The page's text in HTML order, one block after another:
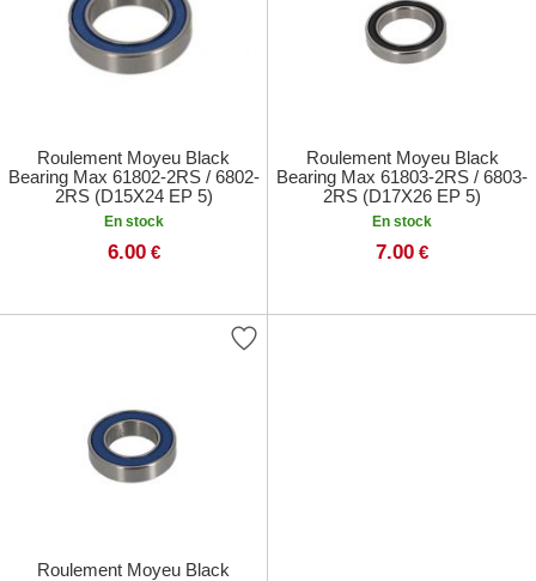
Roulement Moyeu Black
Bearing Max 61802-2RS / 6802-
2RS (D15X24 EP 5)
En stock
6.00 €
Roulement Moyeu Black
Bearing Max 61803-2RS / 6803-
2RS (D17X26 EP 5)
En stock
7.00 €
Roulement Moyeu Black